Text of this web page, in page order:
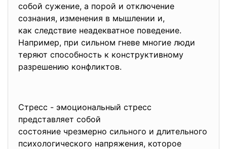
собой сужение, а порой и отключение
сознания, изменения в мышлении и,
как следствие неадекватное поведение.
Например, при сильном гневе многие люди
теряют способность к конструктивному
разрешению конфликтов.
Стресс - эмоциональный стресс
представляет собой
состояние чрезмерно сильного и длительного
психологического напряжения, которое